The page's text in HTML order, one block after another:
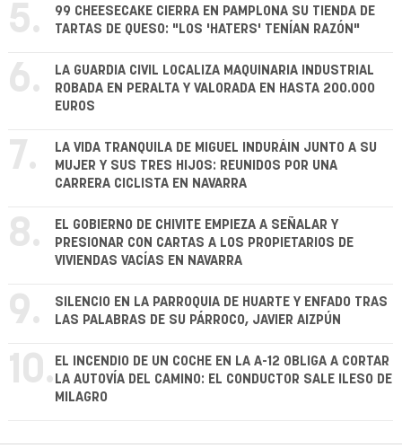
5.
99 CHEESECAKE CIERRA EN PAMPLONA SU TIENDA DE
TARTAS DE QUESO: "LOS 'HATERS' TENÍAN RAZÓN"
6.
LA GUARDIA CIVIL LOCALIZA MAQUINARIA INDUSTRIAL
ROBADA EN PERALTA Y VALORADA EN HASTA 200.000
EUROS
7.
LA VIDA TRANQUILA DE MIGUEL INDURÁIN JUNTO A SU
MUJER Y SUS TRES HIJOS: REUNIDOS POR UNA
CARRERA CICLISTA EN NAVARRA
8.
EL GOBIERNO DE CHIVITE EMPIEZA A SEÑALAR Y
PRESIONAR CON CARTAS A LOS PROPIETARIOS DE
VIVIENDAS VACÍAS EN NAVARRA
9.
SILENCIO EN LA PARROQUIA DE HUARTE Y ENFADO TRAS
LAS PALABRAS DE SU PÁRROCO, JAVIER AIZPÚN
10. EL INCENDIO DE UN COCHE EN LA A-12 OBLIGA A CORTAR
LA AUTOVÍA DEL CAMINO: EL CONDUCTOR SALE ILESO DE
MILAGRO